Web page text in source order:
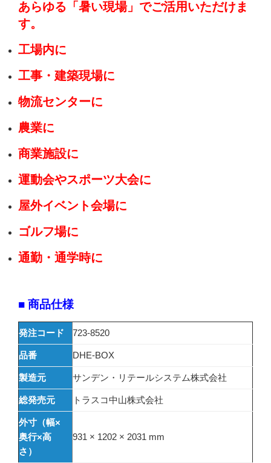
あらゆる「暑い現場」でご活用いただけま
す。
工場内に
工事・建築現場に
物流センターに
農業に
商業施設に
運動会やスポーツ大会に
屋外イベント会場に
ゴルフ場に
通勤・通学時に
■ 商品仕様
発注コード 723-8520
品番 DHE-BOX
製造元 サンデン・リテールシステム株式会社
総発売元 トラスコ中山株式会社
外寸（幅×
奥行×高
さ）
931 × 1202 × 2031 mm